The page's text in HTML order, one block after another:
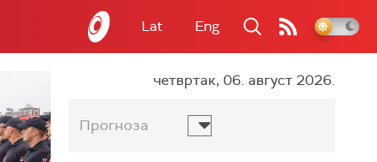
Lat Eng
четвртак, 06. август 2026.
Прогноза